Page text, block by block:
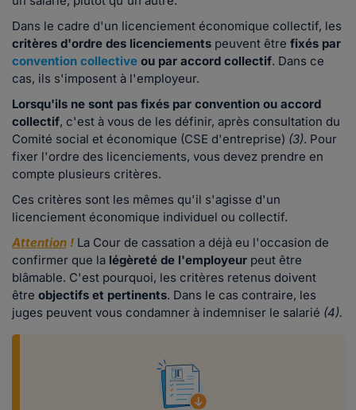
Dans le cadre d'un licenciement économique collectif, les
critères d'ordre des licenciements peuvent être fixés par
convention collective ou par accord collectif. Dans ce
cas, ils s'imposent à l'employeur.
Lorsqu'ils ne sont pas fixés par convention ou accord
collectif, c'est à vous de les définir, après consultation du
Comité social et économique (CSE d'entreprise) (3). Pour
fixer l'ordre des licenciements, vous devez prendre en
compte plusieurs critères.
Ces critères sont les mêmes qu'il s'agisse d'un
licenciement économique individuel ou collectif.
Attention ! La Cour de cassation a déjà eu l'occasion de
confirmer que la légèreté de l'employeur peut être
blâmable. C'est pourquoi, les critères retenus doivent
être objectifs et pertinents. Dans le cas contraire, les
juges peuvent vous condamner à indemniser le salarié (4).